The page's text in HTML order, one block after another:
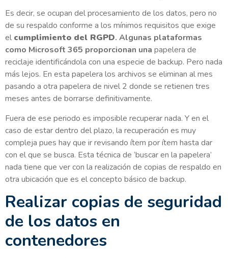
Es decir, se ocupan del procesamiento de los datos, pero no
de su respaldo conforme a los mínimos requisitos que exige
el cumplimiento del RGPD. Algunas plataformas
como Microsoft 365 proporcionan una papelera de
reciclaje identificándola con una especie de backup. Pero nada
más lejos. En esta papelera los archivos se eliminan al mes
pasando a otra papelera de nivel 2 donde se retienen tres
meses antes de borrarse definitivamente.
Fuera de ese periodo es imposible recuperar nada. Y en el
caso de estar dentro del plazo, la recuperación es muy
compleja pues hay que ir revisando ítem por ítem hasta dar
con el que se busca. Esta técnica de ‘buscar en la papelera’
nada tiene que ver con la realización de copias de respaldo en
otra ubicación que es el concepto básico de backup.
Realizar copias de seguridad
de los datos en
contenedores